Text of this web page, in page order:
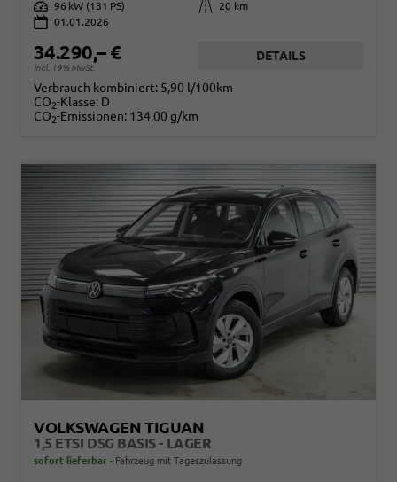
Leistung 96 kW (131 PS) Kilometerstand
20 km
01.01.2026
34.290,– €
incl. 19% MwSt.
DETAILS
Verbrauch kombiniert: 5,90 l/100km
CO2-Klasse: D
CO2-Emissionen: 134,00 g/km
VOLKSWAGEN TIGUAN
1,5 ETSI DSG BASIS - LAGER
sofort lieferbar Fahrzeug mit Tageszulassung